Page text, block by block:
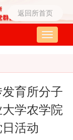
返回所首页
Toggle
发育所分子
学农学院
活动